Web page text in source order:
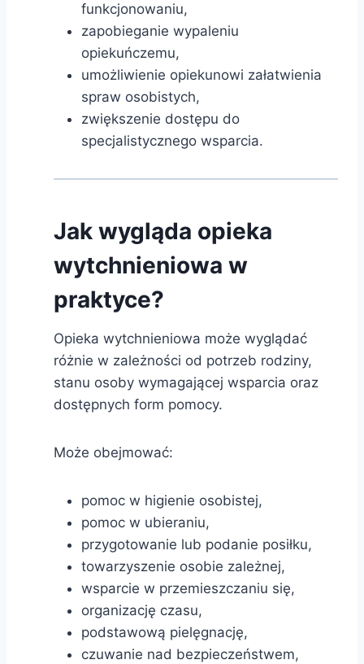
funkcjonowaniu,
zapobieganie wypaleniu
opiekuńczemu,
umożliwienie opiekunowi załatwienia
spraw osobistych,
zwiększenie dostępu do
specjalistycznego wsparcia.
Jak wygląda opieka
wytchnieniowa w
praktyce?
Opieka wytchnieniowa może wyglądać
różnie w zależności od potrzeb rodziny,
stanu osoby wymagającej wsparcia oraz
dostępnych form pomocy.
Może obejmować:
pomoc w higienie osobistej,
pomoc w ubieraniu,
przygotowanie lub podanie posiłku,
towarzyszenie osobie zależnej,
wsparcie w przemieszczaniu się,
organizację czasu,
podstawową pielęgnację,
czuwanie nad bezpieczeństwem,